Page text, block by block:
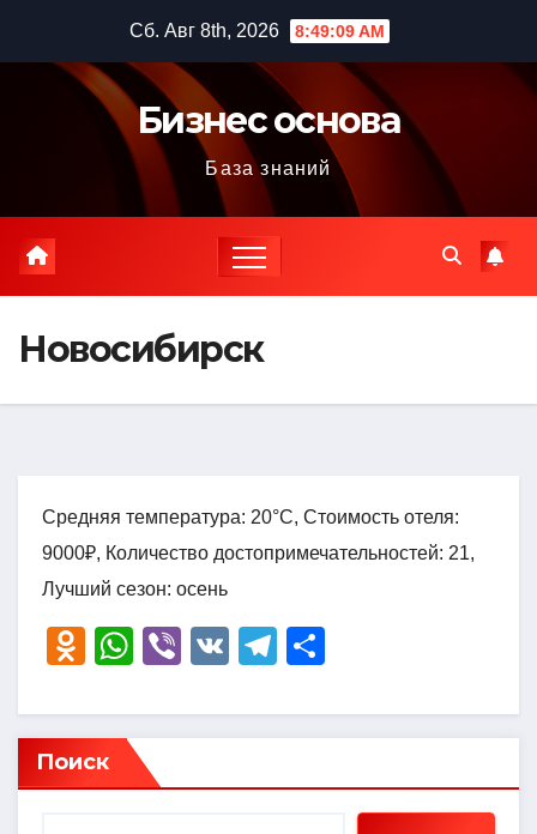
содержимому
Сб. Авг 8th, 2026 8:49:10 AM
Бизнес основа
База знаний
Новосибирск
Средняя температура: 20°C, Стоимость отеля:
9000₽, Количество достопримечательностей: 21,
Лучший сезон: осень
O
n
o
kl
W
at
s
A
Vi
er
V
T
e
a
р
в
Поиск